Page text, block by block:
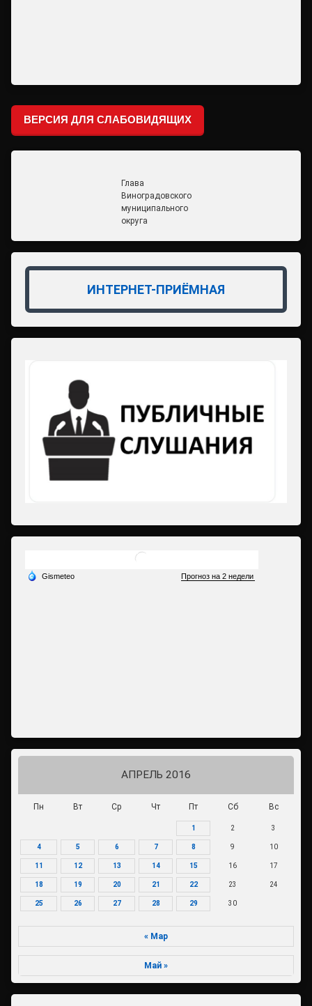
ВЕРСИЯ ДЛЯ СЛАБОВИДЯЩИХ
Глава
Виноградовского
муниципального
округа
ИНТЕРНЕТ-ПРИЁМНАЯ
АПРЕЛЬ 2016
Пн Вт Ср Чт Пт Сб Вс
1 2 3
4 5 6 7 8 9 10
11 12 13 14 15 16 17
18 19 20 21 22 23 24
25 26 27 28 29 30
« Мар
Май »